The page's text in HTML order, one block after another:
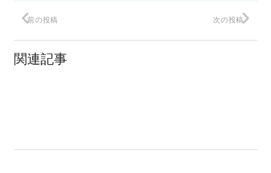
前の投稿 次の投稿
関連記事